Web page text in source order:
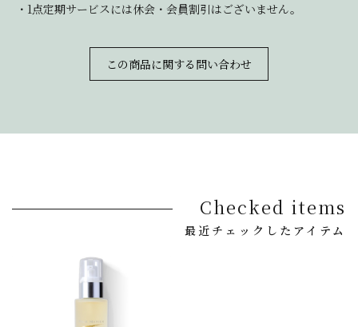
・1点定期サービスには休会・会員割引はございません。
この商品に関する問い合わせ
Checked items
最近チェックしたアイテム